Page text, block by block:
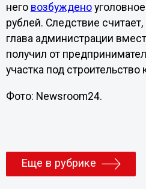
него возбуждено
рублей. Следствие
глава администрации
получил от
участка под строительство
Фото: Newsroom24.
Еще в рубрике